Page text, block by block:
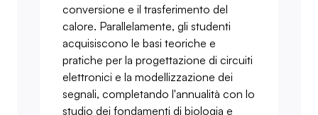
conversione e il trasferimento del
calore. Parallelamente, gli studenti
acquisiscono le basi teoriche e
pratiche per la progettazione di circuiti
elettronici e la modellizzazione dei
segnali, completando l'annualità con lo
studio dei fondamenti di biologia e